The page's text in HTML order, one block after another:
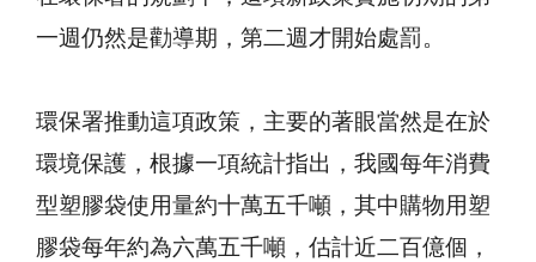
一週仍然是勸導期，第二週才開始處罰。
環保署推動這項政策，主要的著眼當然是在於
環境保護，根據一項統計指出，我國每年消費
型塑膠袋使用量約十萬五千噸，其中購物用塑
膠袋每年約為六萬五千噸，估計近二百億個，